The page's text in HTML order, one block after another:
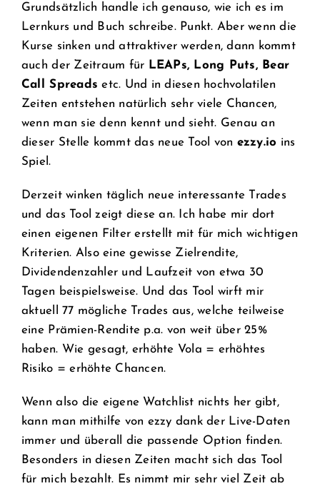
Grundsätzlich handle ich genauso, wie ich es im
Lernkurs und Buch schreibe. Punkt. Aber wenn die
Kurse sinken und attraktiver werden, dann kommt
auch der Zeitraum für LEAPs, Long Puts, Bear
Call Spreads etc. Und in diesen hochvolatilen
Zeiten entstehen natürlich sehr viele Chancen,
wenn man sie denn kennt und sieht. Genau an
dieser Stelle kommt das neue Tool von ezzy.io ins
Spiel.
Derzeit winken täglich neue interessante Trades
und das Tool zeigt diese an. Ich habe mir dort
einen eigenen Filter erstellt mit für mich wichtigen
Kriterien. Also eine gewisse Zielrendite,
Dividendenzahler und Laufzeit von etwa 30
Tagen beispielsweise. Und das Tool wirft mir
aktuell 77 mögliche Trades aus, welche teilweise
eine Prämien-Rendite p.a. von weit über 25%
haben. Wie gesagt, erhöhte Vola = erhöhtes
Risiko = erhöhte Chancen.
Wenn also die eigene Watchlist nichts her gibt,
kann man mithilfe von ezzy dank der Live-Daten
immer und überall die passende Option finden.
Besonders in diesen Zeiten macht sich das Tool
für mich bezahlt. Es nimmt mir sehr viel Zeit ab